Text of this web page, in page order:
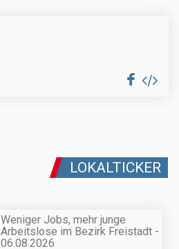
LOKALTICKER
Weniger Jobs, mehr junge
Arbeitslose im Bezirk Freistadt -
06.08.2026